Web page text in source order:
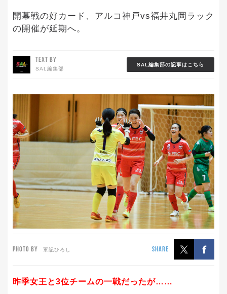
開幕戦の好カード、アルコ神戸vs福井丸岡ラック
の開催が延期へ。
TEXT BY
SAL編集部
SAL編集部の記事はこちら
PHOTO BY 軍記ひろし SHARE
昨季女王と3位チームの一戦だったが……